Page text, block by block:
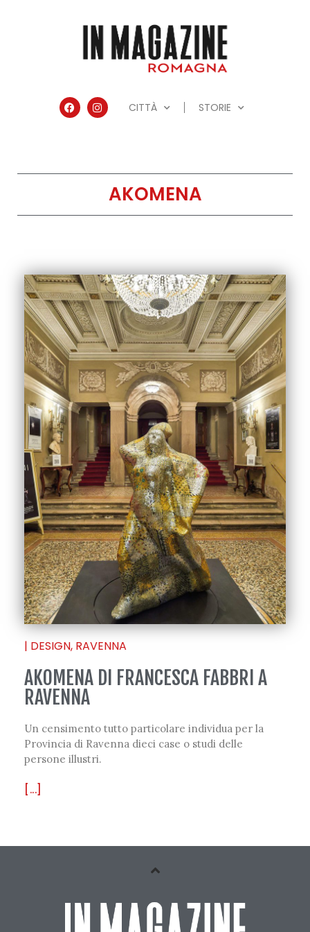
CITTÀ STORIE
AKOMENA
| DESIGN, RAVENNA
AKOMENA DI FRANCESCA FABBRI A
RAVENNA
Un censimento tutto particolare individua per la
Provincia di Ravenna dieci case o studi delle
persone illustri.
[...]